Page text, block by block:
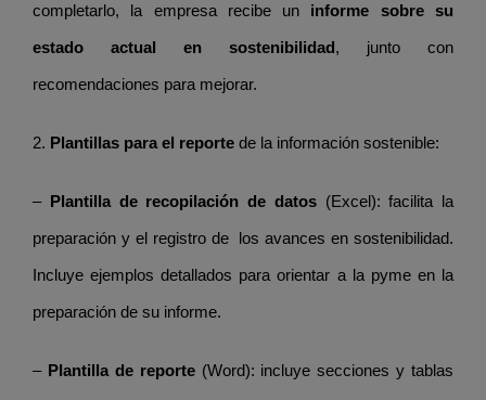
completarlo, la empresa recibe un informe sobre su
estado actual en sostenibilidad, junto con
recomendaciones para mejorar.
2. Plantillas para el reportede la información sostenible:
– Plantilla de recopilación de datos(Excel): facilita la
preparación y el registro de los avances en sostenibilidad.
Incluye ejemplos detallados para orientar a la pyme en la
preparación de su informe.
– Plantilla de reporte(Word): incluye secciones y tablas